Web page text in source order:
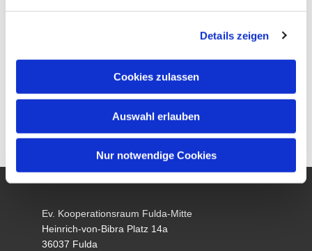
Details zeigen
Cookies zulassen
Auswahl erlauben
Nur notwendige Cookies
Ev. Kooperationsraum Fulda-Mitte
Heinrich-von-Bibra Platz 14a
36037 Fulda